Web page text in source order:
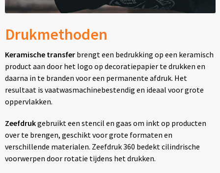
Drukmethoden
Keramische transferbrengt een bedrukking op een keramisch
product aan door het logo op decoratiepapier te drukken en
daarna in te branden voor een permanente afdruk. Het
resultaat is vaatwasmachinebestendig en ideaal voor grote
oppervlakken.
Zeefdrukgebruikt een stencil en gaas om inkt op producten
over te brengen, geschikt voor grote formaten en
verschillende materialen. Zeefdruk 360 bedekt cilindrische
voorwerpen door rotatie tijdens het drukken.